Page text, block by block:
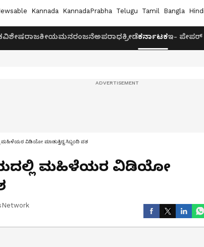
Kannada KannadaPrabha Telugu Tamil Bangla Hindi
ವಿಶೇಷರಾಜಕೀಯಮನರಂಜನೆಅಪರಾಧಕ್ರೀಡೆಕರ್ನಾಟಕಇ- ಪೇಪರ್
ವಿಡಿಯೋ ಮಾಡುತ್ತಿದ್ದ ಸಿಬ್ಬಂದಿ ವಶ
ಮಹಿಳೆಯರ ವಿಡಿಯೋ